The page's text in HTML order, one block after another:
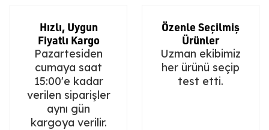
Hızlı, Uygun
Fiyatlı Kargo
Pazartesiden
cumaya saat
15:00'e kadar
verilen siparişler
aynı gün
kargoya verilir.
Özenle Seçilmiş
Ürünler
Uzman ekibimiz
her ürünü seçip
test etti.